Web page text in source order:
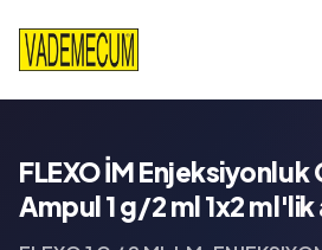
FLEXO İM
Ampul 1 g/2 ml 1x2